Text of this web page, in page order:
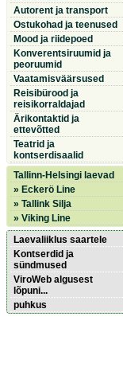
Autorent ja transport
Ostukohad ja teenused
Mood ja riidepoed
Konverentsiruumid ja
peoruumid
Vaatamisväärsused
Reisibürood ja
reisikorraldajad
Ärikontaktid ja
ettevõtted
Teatrid ja
kontserdisaalid
Tallinn-Helsingi laevad
» Eckerö Line
» Tallink Silja
» Viking Line
Laevaliiklus saartele
Kontserdid ja
sündmused
ViroWeb algusest
lõpuni...
puhkus